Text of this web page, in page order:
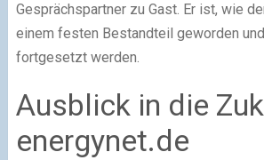
Gesprächspartner zu Gast. Er ist, wie
einem festen Bestandteil geworden
fortgesetzt werden.
Ausblick in die
energynet.de